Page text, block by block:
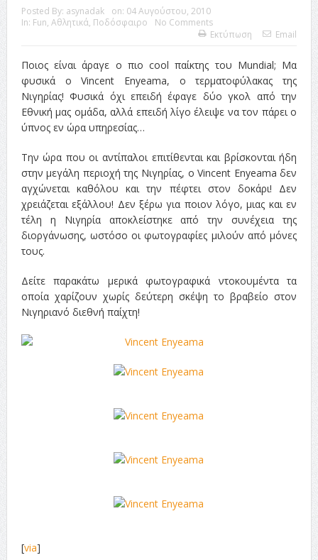
Posted By: asynadak on: 04 Αυγούστου, 2010
In: Fun, Αθλητικά, Ποδόσφαιρο
No Comments
Εκτύπωση
Email
Ποιος είναι άραγε ο πιο cool παίκτης του Mundial; Μα
φυσικά ο Vincent Enyeama, ο τερματοφύλακας της
Νιγηρίας! Φυσικά όχι επειδή έφαγε δύο γκολ από την
Εθνική μας ομάδα, αλλά επειδή λίγο έλειψε να τον πάρει ο
ύπνος εν ώρα υπηρεσίας…
Την ώρα που οι αντίπαλοι επιτίθενται και βρίσκονται ήδη
στην μεγάλη περιοχή της Νιγηρίας, ο Vincent Enyeama δεν
αγχώνεται καθόλου και την πέφτει στον δοκάρι! Δεν
χρειάζεται εξάλλου! Δεν ξέρω για ποιον λόγο, μιας και εν
τέλη η Νιγηρία αποκλείστηκε από την συνέχεια της
διοργάνωσης, ωστόσο οι φωτογραφίες μιλούν από μόνες
τους.
Δείτε παρακάτω μερικά φωτογραφικά ντοκουμέντα τα
οποία χαρίζουν χωρίς δεύτερη σκέψη το βραβείο στον
Νιγηριανό διεθνή παίχτη!
[via]